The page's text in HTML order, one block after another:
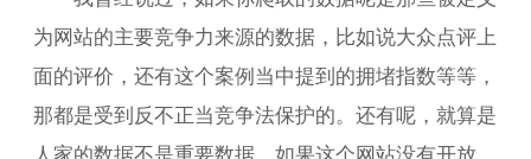
为网站的主要竞争力来源的数据，比如说大众点评上
面的评价，还有这个案例当中提到的拥堵指数等等，
那都是受到反不正当竞争法保护的。还有呢，就算是
人家的数据不是重要数据，如果这个网站没有开放